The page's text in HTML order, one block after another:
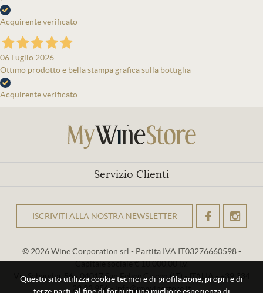
Acquirente verificato
06 Luglio 2026
Ottimo prodotto e bella stampa grafica sulla bottiglia
Acquirente verificato
Servizio Clienti
Questo sito utilizza cookie tecnici e di profilazione, propri e di
ISCRIVITI ALLA NOSTRA NEWSLETTEROK
© 2026 Wine Corporation srl - Partita IVA IT03276660598 -
Capitale sociale € 10.000,00 i.v.
Via Sabaudia, 56 - 04017 San Felice Circeo (LT) - ITALIA - +39 334
29 93 956 - info@mywinestore.it